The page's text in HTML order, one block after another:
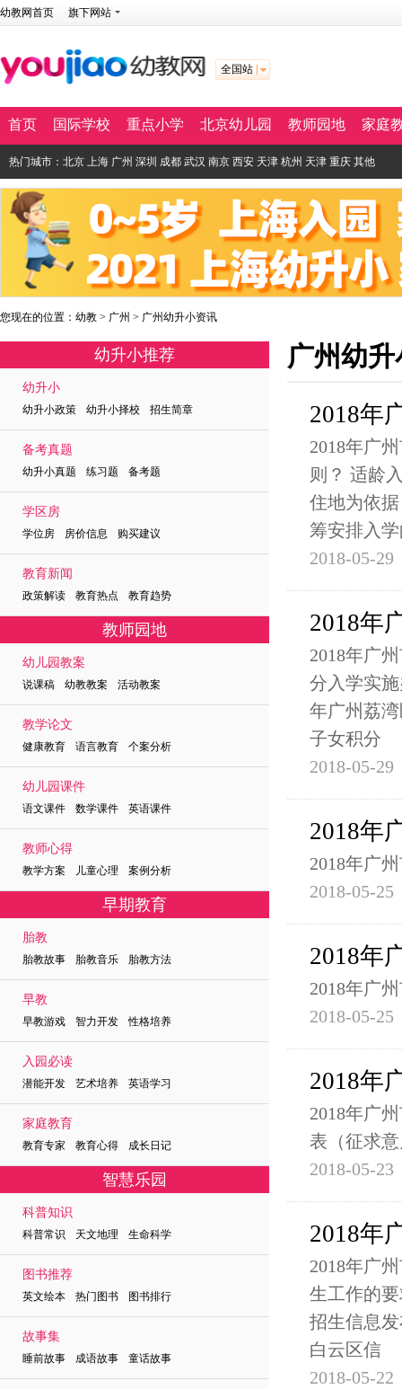
幼教网首页 旗下网站
全国站
首页 国际学校 重点小学 北京幼儿园 教师园地 家庭
热门城市： 北京 上海 广州 深圳 成都 武汉 南京 西安 天津 杭州 天津 重庆 其他
您现在的位置： 幼教 > 广州 > 广州幼升小资讯
幼升小推荐
幼升小
幼升小政策 幼升小择校 招生简章
备考真题
幼升小真题 练习题 备考题
学区房
学位房 房价信息 购买建议
教育新闻
政策解读 教育热点 教育趋势
教师园地
幼儿园教案
说课稿 幼教教案 活动教案
教学论文
健康教育 语言教育 个案分析
幼儿园课件
语文课件 数学课件 英语课件
教师心得
教学方案 儿童心理 案例分析
早期教育
胎教
胎教故事 胎教音乐 胎教方法
早教
早教游戏 智力开发 性格培养
入园必读
潜能开发 艺术培养 英语学习
家庭教育
教育专家 教育心得 成长日记
智慧乐园
科普知识
科普常识 天文地理 生命科学
图书推荐
英文绘本 热门图书 图书排行
故事集
睡前故事 成语故事 童话故事
广州幼
2018年
2018年广
则？ 适龄
住地为依
筹安排入
2018-05-29
2018年
2018年广
分入学实
年广州荔
子女积分
2018-05-29
2018年
2018年广
2018-05-25
2018年
2018年广
2018-05-25
2018年
2018年广
表（征求
2018-05-23
2018年
2018年广
生工作的
招生信息
白云区信
2018-05-22